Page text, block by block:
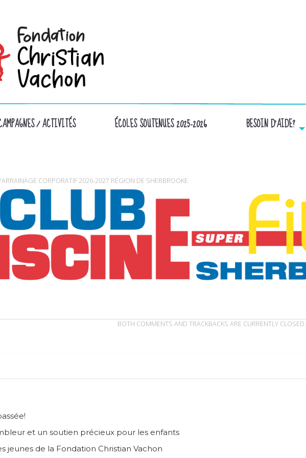
/ ACTIVITÉS ÉCOLES SOUTENUES 2025-2026 BESOIN D’AIDE?
CORPORATIF 2026-2027 RÉGION DE SHERBROOKE
BOTH COMMENTS AND TRACKBACKS ARE CURRENTLY CLOSED.
et un soutien précieux pour les enfants
jeunes de la Fondation Christian Vachon